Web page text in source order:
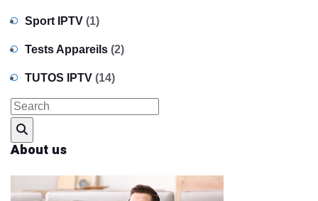
Sport IPTV (1)
Tests Appareils (2)
TUTOS IPTV (14)
About us